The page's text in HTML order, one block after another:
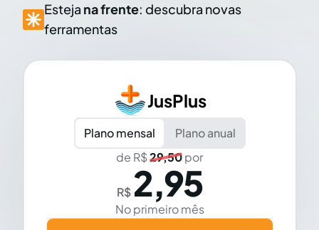
Esteja na frente: descubra novas
ferramentas
JusPlus
Plano mensal
Plano anual
de R$29,50por
R$ 2,95
No primeiro mês